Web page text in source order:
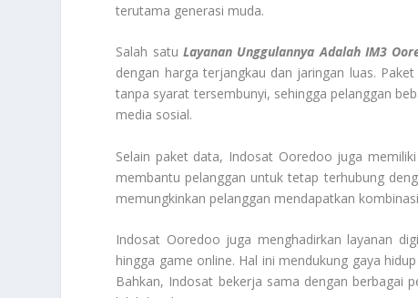
terutama generasi muda.
Salah satu Layanan Unggulannya Adalah IM3
dengan harga terjangkau dan jaringan luas.
tanpa syarat tersembunyi, sehingga pelanggan
media sosial.
Selain paket data, Indosat Ooredoo juga
membantu pelanggan untuk tetap terhubung
memungkinkan pelanggan mendapatkan
Indosat Ooredoo juga menghadirkan layanan
hingga game online. Hal ini mendukung gaya
Bahkan, Indosat bekerja sama dengan berbagai